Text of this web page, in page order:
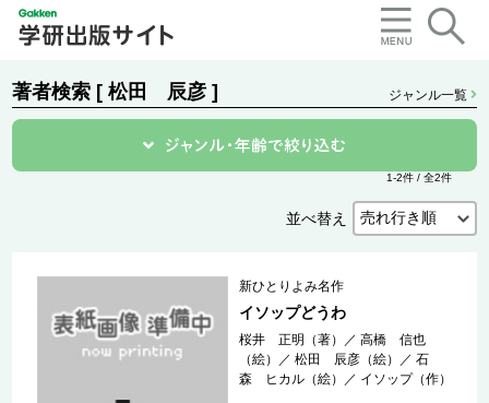
著者検索 [ 松田 辰彦 ] ジャンル一覧
1-2件 / 全2件
並べ替え
新ひとりよみ名作
イソップどうわ
桜井 正明（著） ／高橋 信也
（絵）
／松田 辰彦（絵） ／石
森 ヒカル（絵）
／ イソップ（作）